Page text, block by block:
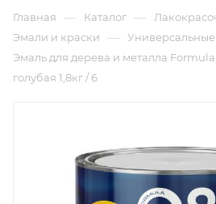
Главная — Каталог —
Эмали и краски —
Эмаль для дерева и металла Formula
голубая 1,8кг / 6